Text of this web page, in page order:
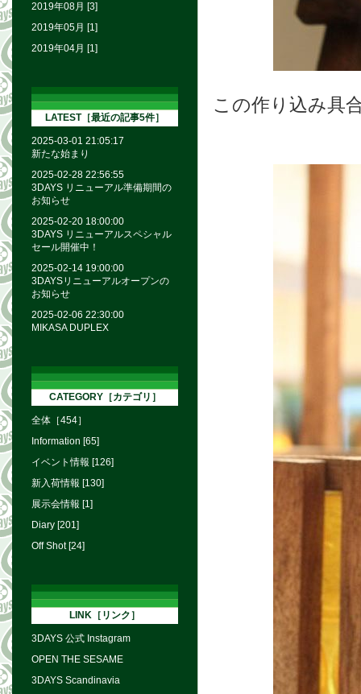
この作り込み具
2019年08月 [3]
2019年05月 [1]
2019年04月 [1]
LATEST［最近の記事5件］
2025-03-01 21:05:17
新たな始まり
2025-02-28 22:56:55
3DAYS リニューアル準備期間の
お知らせ
2025-02-20 18:00:00
3DAYS リニューアルスペシャル
セール開催中！
2025-02-14 19:00:00
3DAYSリニューアルオープンの
お知らせ
2025-02-06 22:30:00
MIKASA DUPLEX
CATEGORY［カテゴリ］
全体［454］
Information [65]
イベント情報 [126]
新入荷情報 [130]
展示会情報 [1]
Diary [201]
Off Shot [24]
LINK［リンク］
3DAYS 公式 Instagram
OPEN THE SESAME
3DAYS Scandinavia